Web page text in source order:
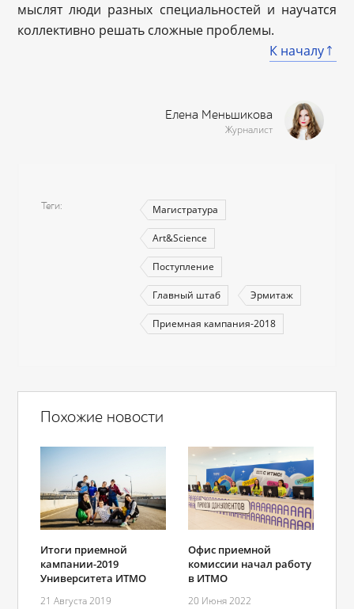
мыслят люди разных специальностей и научатся
коллективно решать сложные проблемы.
К началу
Елена Меньшикова
Журналист
Теги Магистратура
Art&Science
Поступление
Главный штаб Эрмитаж
Приемная кампания-2018
Похожие новости
Итоги приемной
кампании-2019
Университета ИТМО
21 Августа 2019
Офис приемной
комиссии начал работу
в ИТМО
20 Июня 2022